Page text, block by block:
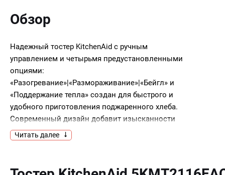
Обзор
Надежный тостер KitchenAid с ручным
управлением и четырьмя предустановленными
опциями:
«Разогревание»|«Размораживание»|«Бейгл» и
«Поддержание тепла» создан для быстрого и
удобного приготовления поджаренного хлеба.
Современный дизайн добавит изысканности
интерьеру вашей кухни.
Читать далее